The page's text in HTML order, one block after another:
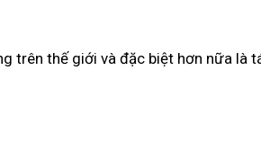
trên thế giới và đặc biệt hơn nữa là